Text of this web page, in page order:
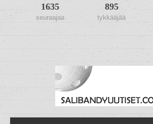
1635
seuraajaa
895
tykkääjää